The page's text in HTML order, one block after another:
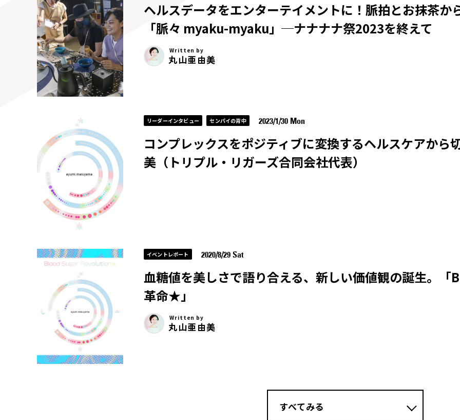
ヘルスデータをエンターテイメントに！脈拍とお抹茶か
「脈々 myaku-myaku」─ナナナナ祭2023を終えて
Written by
丸山亜由美
リーダーインタビュー センパイの背中 2023/1/30 Mon
コンプレックスをポジティブに変換するヘルスケアか
美（トリプル・リガーズ合同会社代表）
イベントレポート 2020/8/29 Sat
血糖値を美しさで語り合える、新しい価値観の誕生。
革命★」
Written by
丸山亜由美
すべてみる